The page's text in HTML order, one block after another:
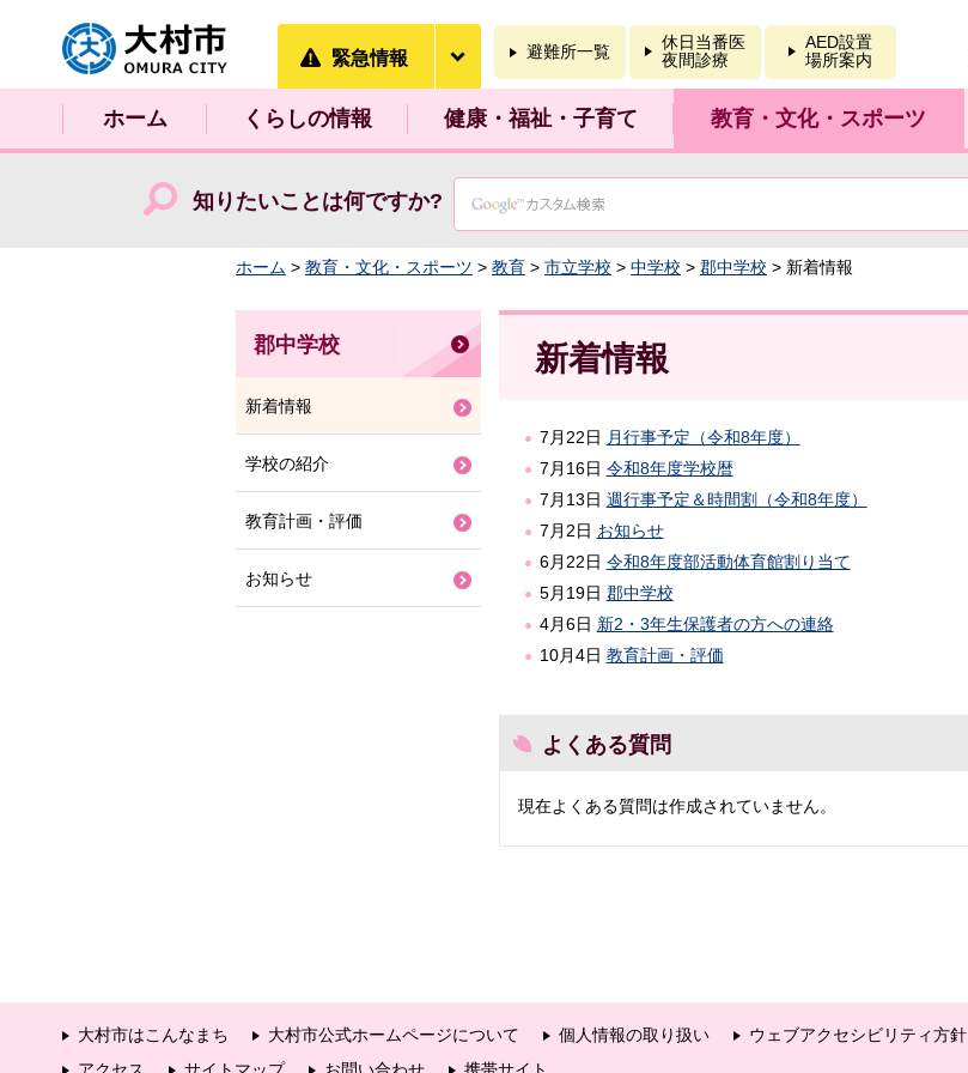
大村市
緊急情報 避難所一覧
休日当番医
夜間診療
AED設置
場所案内
ホーム くらしの情報 健康・福祉・子育て 教育・文化・スポーツ
知りたいことは何ですか?
ホーム > 教育・文化・スポーツ > 教育 > 市立学校 > 中学校 > 郡中学校 > 新着情報
新着情報
7月22日 月行事予定（令和8年度）
7月16日 令和8年度学校暦
7月13日 週行事予定＆時間割（令和8年度）
7月2日 お知らせ
6月22日 令和8年度部活動体育館割り当て
5月19日 郡中学校
4月6日 新2・3年生保護者の方への連絡
10月4日 教育計画・評価
よくある質問
現在よくある質問は作成されていません。
郡中学校
新着情報
学校の紹介
教育計画・評価
お知らせ
大村市はこんなまち 大村市公式ホームページについて 個人情報の取り扱い ウェブアクセシビリティ方針
アクセス
サイトマップ お問い合わせ 携帯サイト